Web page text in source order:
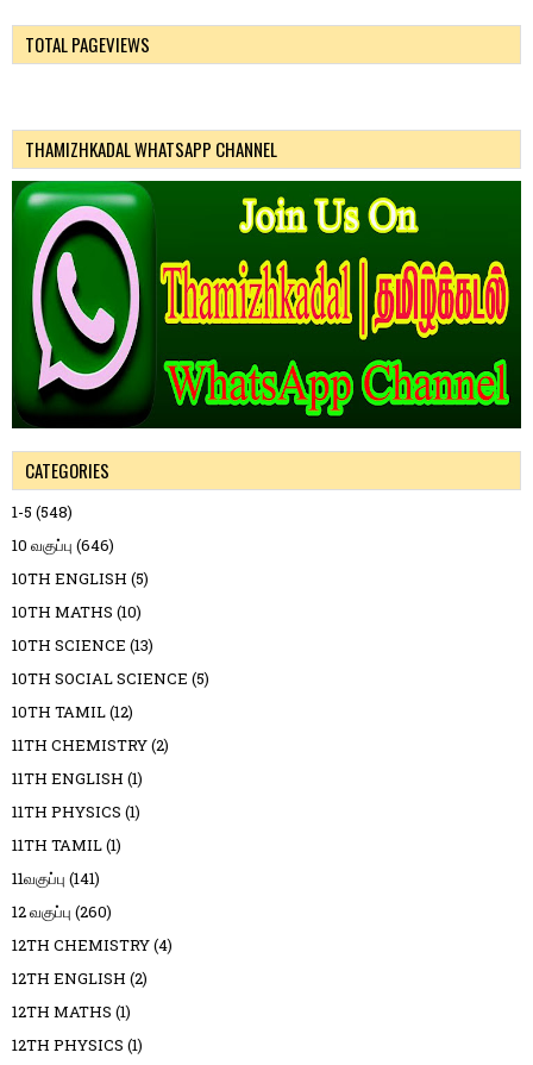
TOTAL PAGEVIEWS
THAMIZHKADAL WHATSAPP CHANNEL
CATEGORIES
1-5 (548)
10 வகுப்பு (646)
10TH ENGLISH (5)
10TH MATHS (10)
10TH SCIENCE (13)
10TH SOCIAL SCIENCE (5)
10TH TAMIL(12)
11TH CHEMISTRY(2)
11TH ENGLISH (1)
11TH PHYSICS (1)
11TH TAMIL(1)
11வகுப்பு (141)
12 வகுப்பு (260)
12TH CHEMISTRY(4)
12TH ENGLISH (2)
12TH MATHS (1)
12TH PHYSICS (1)